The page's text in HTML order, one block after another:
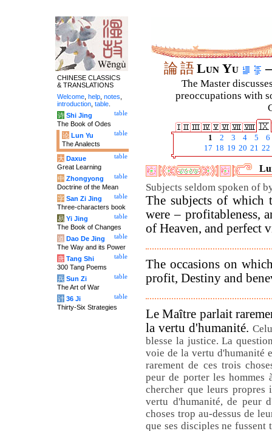
論語Lun Yu
The Master
preoccupations with
1 2 3 4 5
6
17 18 19 20 21 22
Subjects seldom spoken of
The subjects of which
were – profitableness,
of Heaven, and perfect
The occasions on
profit, Destiny and
Le Maître parlait
la vertu d'humanité.
blesse la justice. La
voie de la vertu d'humanité
rarement de ces trois
peur de porter les hommes
chercher que leurs
vertu d'humanité, de peur
choses trop au-dessus de
que ses disciples ne
CHINESE CLASSICS
& TRANSLATIONS
Welcome help notes
introduction table
table
诗 Shi Jing
The Book of Odes
table
论 Lun Yu
The Analects
table
大 Daxue
Great Learning
table
中 Zhongyong
Doctrine of the Mean
table
字 San Zi Jing
Three-characters book
table
易 Yi Jing
The Book of Changes
table
道 Dao De Jing
The Way and its Power
table
唐 Tang Shi
300 Tang Poems
table
兵 Sun Zi
The Art of War
table
计 36 Ji
Thirty-Six Strategies